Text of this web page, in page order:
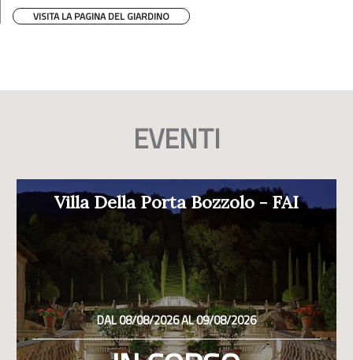
VISITA LA PAGINA DEL GIARDINO
EVENTI
Villa Della Porta Bozzolo - FAI
DAL 08/08/2026 AL 09/08/2026